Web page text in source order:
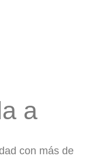
a
con más de